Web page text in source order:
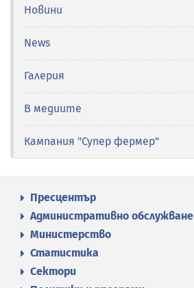
Новини
News
Галерия
В медиите
Кампания "Супер фермер"
Пресцентър
Административно обслужване
Министерство
Статистика
Сектори